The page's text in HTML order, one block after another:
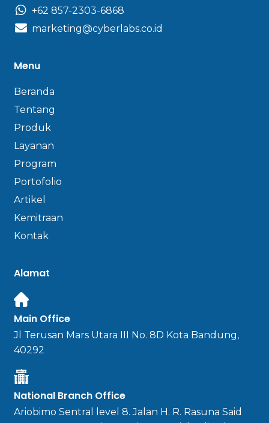
+62 857-2303-6868
marketing@cyberlabs.co.id
Menu
Beranda
Tentang
Produk
Layanan
Program
Portofolio
Artikel
Kemitraan
Kontak
Alamat
Main Office
Jl Terusan Mars Utara III No. 8D Kota Bandung,
40292
National Branch Office
Ariobimo Sentral level 8. Jalan H. R. Rasuna Said